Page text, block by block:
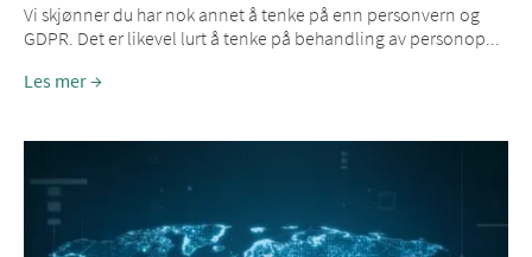
Vi skjønner du har nok annet å tenke på enn personvern og
GDPR. Det er likevel lurt å tenke på behandling av personop...
Les mer